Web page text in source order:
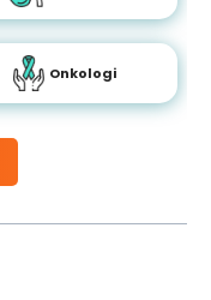
Onkologi